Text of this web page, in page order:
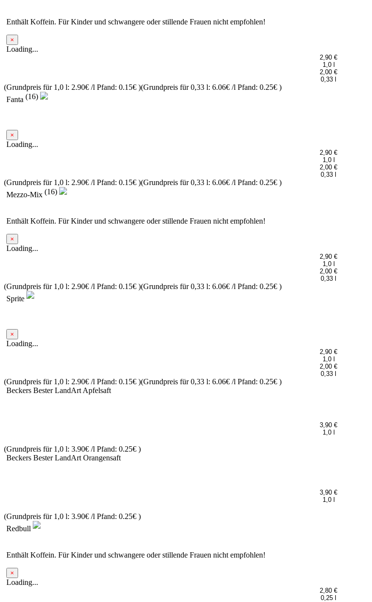
Enthält Koffein. Für Kinder und schwangere oder stillende Frauen nicht empfohlen!
×
Loading...
2,90 €
1,0 l
2,00 €
0,33 l
(Grundpreis für 1,0 l: 2.90€ /l Pfand: 0.15€ )(Grundpreis für 0,33 l: 6.06€ /l Pfand: 0.25€ )
Fanta (16)
×
Loading...
2,90 €
1,0 l
2,00 €
0,33 l
(Grundpreis für 1,0 l: 2.90€ /l Pfand: 0.15€ )(Grundpreis für 0,33 l: 6.06€ /l Pfand: 0.25€ )
Mezzo-Mix (16)
Enthält Koffein. Für Kinder und schwangere oder stillende Frauen nicht empfohlen!
×
Loading...
2,90 €
1,0 l
2,00 €
0,33 l
(Grundpreis für 1,0 l: 2.90€ /l Pfand: 0.15€ )(Grundpreis für 0,33 l: 6.06€ /l Pfand: 0.25€ )
Sprite
×
Loading...
2,90 €
1,0 l
2,00 €
0,33 l
(Grundpreis für 1,0 l: 2.90€ /l Pfand: 0.15€ )(Grundpreis für 0,33 l: 6.06€ /l Pfand: 0.25€ )
Beckers Bester LandArt Apfelsaft
3,90 €
1,0 l
(Grundpreis für 1,0 l: 3.90€ /l Pfand: 0.25€ )
Beckers Bester LandArt Orangensaft
3,90 €
1,0 l
(Grundpreis für 1,0 l: 3.90€ /l Pfand: 0.25€ )
Redbull
Enthält Koffein. Für Kinder und schwangere oder stillende Frauen nicht empfohlen!
×
Loading...
2,80 €
0,25 l